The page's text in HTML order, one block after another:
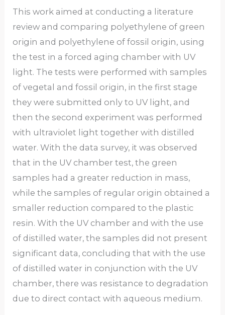
This work aimed at conducting a literature
review and comparing polyethylene of green
origin and polyethylene of fossil origin, using
the test in a forced aging chamber with UV
light. The tests were performed with samples
of vegetal and fossil origin, in the first stage
they were submitted only to UV light, and
then the second experiment was performed
with ultraviolet light together with distilled
water. With the data survey, it was observed
that in the UV chamber test, the green
samples had a greater reduction in mass,
while the samples of regular origin obtained a
smaller reduction compared to the plastic
resin. With the UV chamber and with the use
of distilled water, the samples did not present
significant data, concluding that with the use
of distilled water in conjunction with the UV
chamber, there was resistance to degradation
due to direct contact with aqueous medium.